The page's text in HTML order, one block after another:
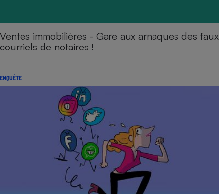
Ventes immobilières - Gare aux arnaques des faux
courriels de notaires !
ENQUÊTE